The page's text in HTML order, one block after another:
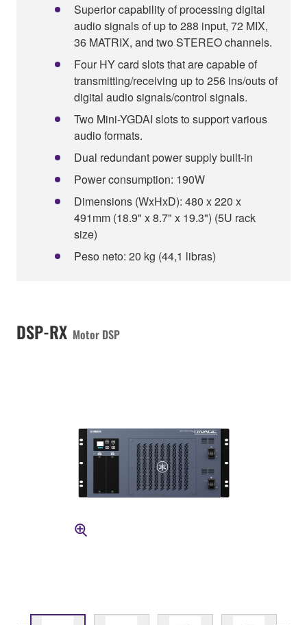
Superior capability of processing digital
audio signals of up to 288 input, 72 MIX,
36 MATRIX, and two STEREO channels.
Four HY card slots that are capable of
transmitting/receiving up to 256 ins/outs of
digital audio signals/control signals.
Two Mini-YGDAI slots to support various
audio formats.
Dual redundant power supply built-in
Power consumption: 190W
Dimensions (WxHxD): 480 x 220 x
491mm (18.9" x 8.7" x 19.3") (5U rack
size)
Peso neto: 20 kg (44,1 libras)
DSP-RX Motor DSP